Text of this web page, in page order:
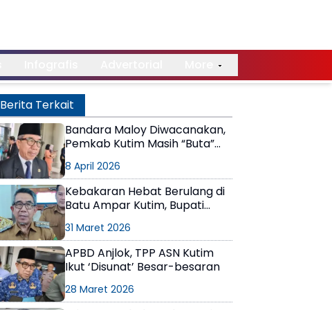
Berita Terkait
Bandara Maloy Diwacanakan,
Pemkab Kutim Masih “Buta”
8 April 2026
Kebakaran Hebat Berulang di
Batu Ampar Kutim, Bupati
31 Maret 2026
APBD Anjlok, TPP ASN Kutim
Ikut ‘Disunat’ Besar-besaran
28 Maret 2026